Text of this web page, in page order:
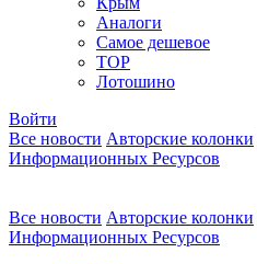
Аналоги
Самое дешевое
TOP
Лотошино
Войти
Все новости Авторские колонки
Информационных Ресурсов
Все новости Авторские колонки
Информационных Ресурсов